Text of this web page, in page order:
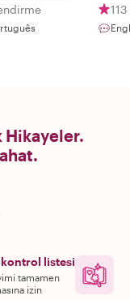
Hikayeler.
kontrol listesi
tamamen
izin